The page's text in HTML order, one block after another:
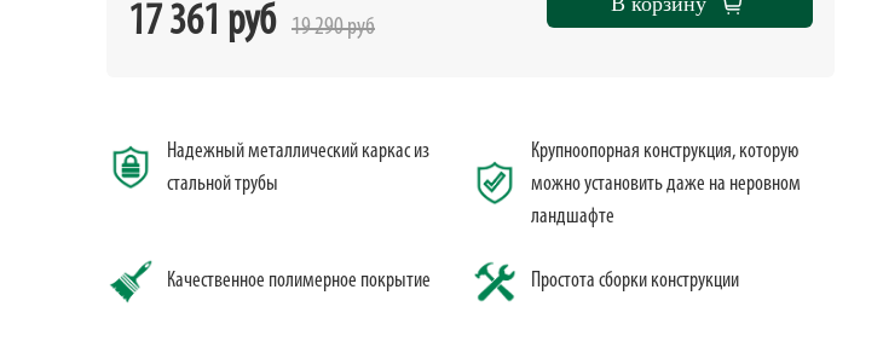
17 361 руб 19 290 руб
Надежный металлический каркас из
стальной трубы
Крупноопорная конструкция, которую
можно установить даже на неровном
ландшафте
Качественное полимерное покрытие Простота сборки конструкции